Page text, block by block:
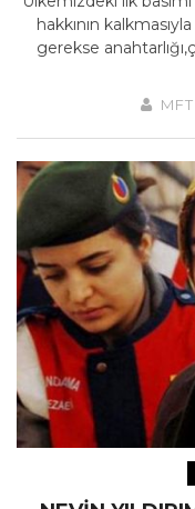
hakkının
gerekse
MFT